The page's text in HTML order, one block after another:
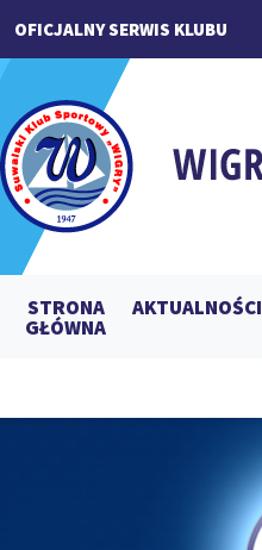
OFICJALNY SERWIS KLUBU
STRONA
GŁÓWNA
AKTUALNOŚCI